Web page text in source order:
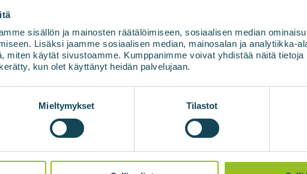
sisällön ja mainosten räätälöimiseen, sosiaalisen median
Lisäksi jaamme sosiaalisen median, mainosalan ja analytiikka-
miten käytät sivustoamme. Kumppanimme voivat yhdistää näitä tietoja
kun olet käyttänyt heidän palvelujaan.
Mieltymykset Tilastot